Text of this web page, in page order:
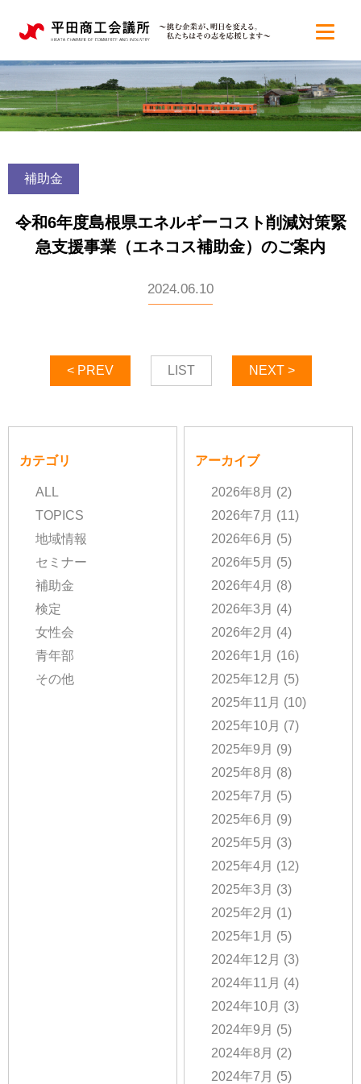
補助金
令和6年度島根県エネルギーコスト削減対策緊
急支援事業（エネコス補助金）のご案内
2024.06.10
< PREV LIST NEXT >
カテゴリ
ALL
TOPICS
地域情報
セミナー
補助金
検定
女性会
青年部
その他
アーカイブ
2026年8月 (2)
2026年7月 (11)
2026年6月 (5)
2026年5月 (5)
2026年4月 (8)
2026年3月 (4)
2026年2月 (4)
2026年1月 (16)
2025年12月 (5)
2025年11月 (10)
2025年10月 (7)
2025年9月 (9)
2025年8月 (8)
2025年7月 (5)
2025年6月 (9)
2025年5月 (3)
2025年4月 (12)
2025年3月 (3)
2025年2月 (1)
2025年1月 (5)
2024年12月 (3)
2024年11月 (4)
2024年10月 (3)
2024年9月 (5)
2024年8月 (2)
2024年7月 (5)